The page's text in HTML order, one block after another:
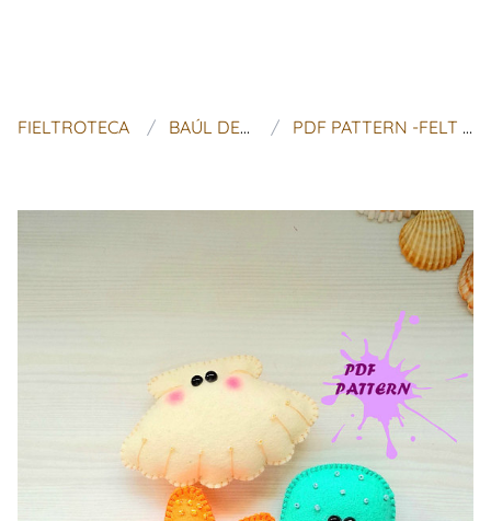
FIELTROTECA BAÚL DE MALINKA PDF PATTERN -FELT SEA CREATURES